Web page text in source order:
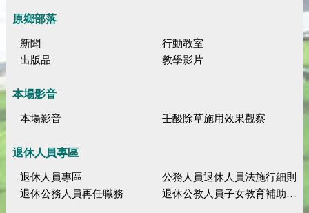
原鄉部落
新聞
行動教室
出版品
教學影片
本場影音
本場影音 壬酸除草施用效果觀察
退休人員專區
退休人員專區
公務人員退休人員法施行細則
退休公務人員再任職務
退休公教人員子女教育補助規定